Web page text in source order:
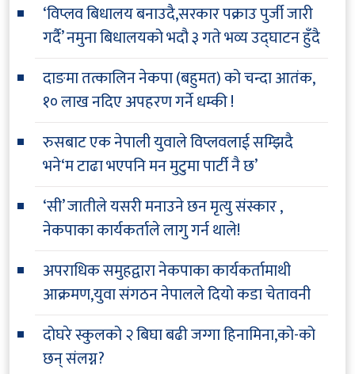
‘विप्लव बिधालय बनाउदै,सरकार पक्राउ पुर्जी जारी
गर्दै’ नमुना बिधालयको भदौ ३ गते भव्य उद्घाटन हुँदै
दाङमा तत्कालिन नेकपा (बहुमत) को चन्दा आतंक,
१० लाख नदिए अपहरण गर्ने धम्की !
रुसबाट एक नेपाली युवाले विप्लवलाई सम्झिदै
भने‘म टाढा भएपनि मन मुटुमा पार्टी नै छ’
‘सी’ जातीले यसरी मनाउने छन मृत्यु संस्कार ,
नेकपाका कार्यकर्ताले लागु गर्न थाले!
अपराधिक समुहद्वारा नेकपाका कार्यकर्तामाथी
आक्रमण,युवा संगठन नेपालले दियो कडा चेतावनी
दोघरे स्कुलको २ बिघा बढी जग्गा हिनामिना,को-को
छन् संलग्न?